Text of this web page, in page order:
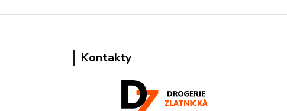
Kontakty